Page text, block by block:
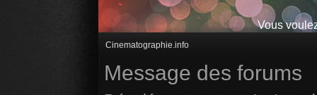
Vous
Cinematographie.info
Message des forums